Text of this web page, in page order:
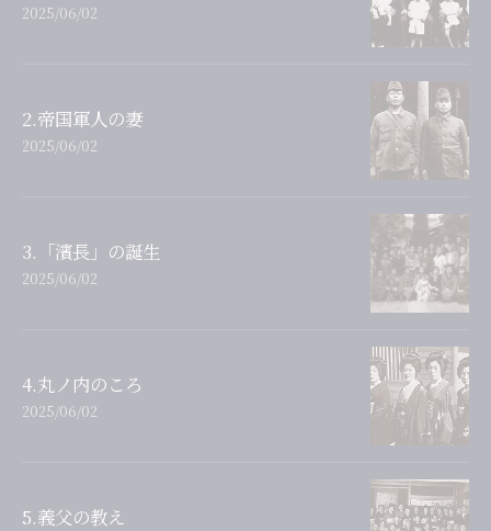
2025/06/02
2.帝国軍人の妻
2025/06/02
3.「濱長」の誕生
2025/06/02
4.丸ノ内のころ
2025/06/02
5.義父の教え